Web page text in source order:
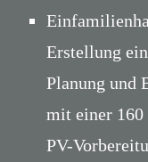
Erstellung
Planung und
mit einer 160
PV-